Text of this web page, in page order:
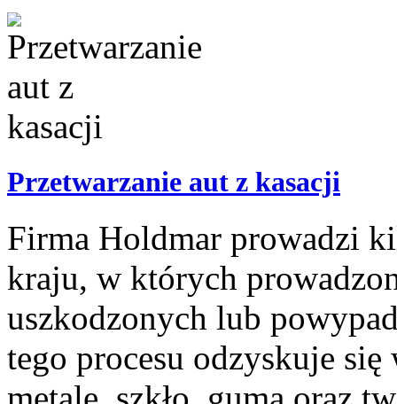
Przetwarzanie aut z kasacji
Firma Holdmar prowadzi
kraju, w których
uszkodzonych lub
tego procesu odzyskuje